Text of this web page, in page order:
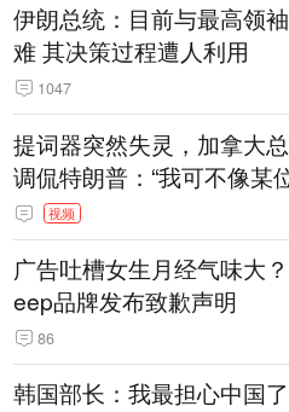
伊朗总统：目前与最高领
难 其决策过程遭人利用
1047
提词器突然失灵，加拿大
调侃特朗普：“我可不像某
人，把这当成一场阴谋”，
视频
广告吐槽女生月经气味大
eep品牌发布致歉声明
86
韩国部长：我最担心中国了